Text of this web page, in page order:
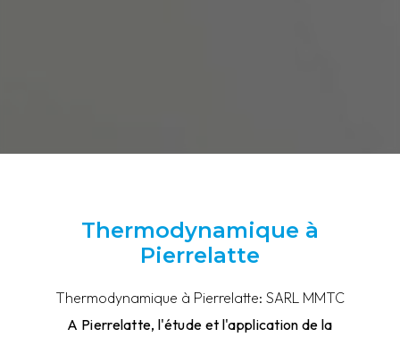
Thermodynamique à
Pierrelatte
Thermodynamique à Pierrelatte: SARL MMTC
A Pierrelatte, l'étude et l'application de la